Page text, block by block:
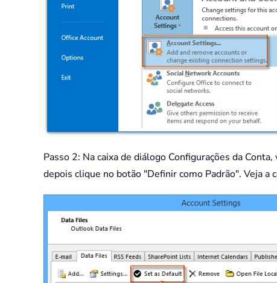
Passo 2: Na caixa de diálogo Configurações da
depois clique no botão "Definir como Padrão". Veja a